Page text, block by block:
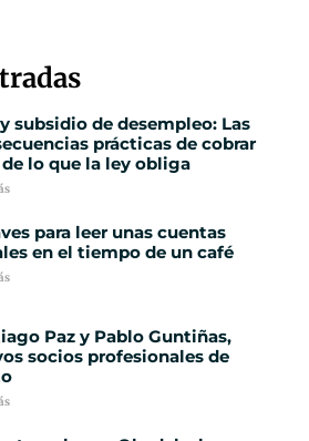
y subsidio de desempleo: Las
prácticas de cobrar
lo que la ley obliga
para leer unas cuentas
en el tiempo de un café
Paz y Pablo Guntiñas,
socios profesionales de